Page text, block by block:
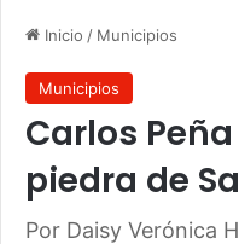
Inicio / Municipios
Municipios
Carlos
piedra de
Por Daisy Verónica